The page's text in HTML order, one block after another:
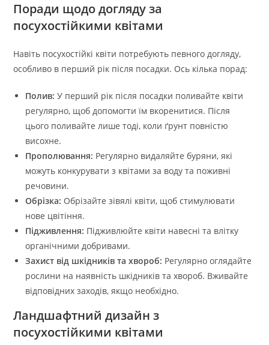
Поради щодо догляду за
посухостійкими квітами
Навіть посухостійкі квіти потребують певного догляду,
особливо в перший рік після посадки. Ось кілька порад:
Полив: У перший рік після посадки поливайте квіти
регулярно, щоб допомогти їм вкоренитися. Після
цього поливайте лише тоді, коли ґрунт повністю
висохне.
Прополювання: Регулярно видаляйте буряни, які
можуть конкурувати з квітами за воду та поживні
речовини.
Обрізка: Обрізайте зівялі квіти, щоб стимулювати
нове цвітіння.
Підживлення: Підживлюйте квіти навесні та влітку
органічними добривами.
Захист від шкідників та хвороб: Регулярно оглядайте
рослини на наявність шкідників та хвороб. Вживайте
відповідних заходів, якщо необхідно.
Ландшафтний дизайн з
посухостійкими квітами